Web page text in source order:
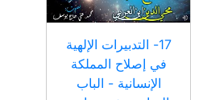
17- التدبيرات الإلهية
في إصلاح المملكة
الإنسانية - الباب